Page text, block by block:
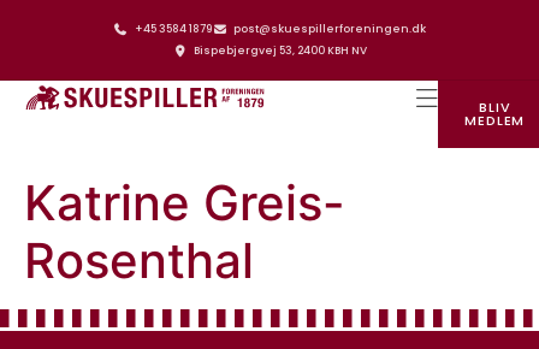
+45 3584 1879
post@skuespillerforeningen.dk
Bispebjergvej 53, 2400 KBH NV
BLIV
MEDLEM
Katrine Greis-
Rosenthal